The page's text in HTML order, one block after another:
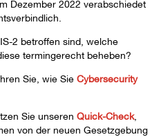
Dezember 2022 verabschiedet
2 betroffen sind, welche
termingerecht beheben?
Sie, wie Sie Cybersecurity
Sie unseren Quick-Check,
von der neuen Gesetzgebung